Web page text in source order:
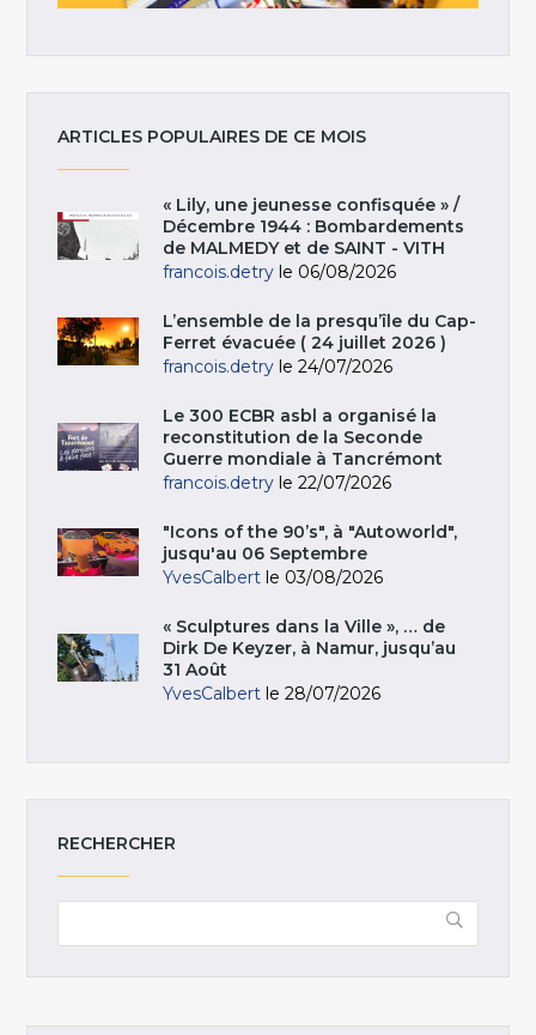
ARTICLES POPULAIRES DE CE MOIS
« Lily, une jeunesse confisquée » /
Décembre 1944 : Bombardements
de MALMEDY et de SAINT - VITH
francois.detry le 06/08/2026
L’ensemble de la presqu’île du Cap-
Ferret évacuée ( 24 juillet 2026 )
francois.detry le 24/07/2026
Le 300 ECBR asbl a organisé la
reconstitution de la Seconde
Guerre mondiale à Tancrémont
francois.detry le 22/07/2026
"Icons of the 90’s", à "Autoworld",
jusqu'au 06 Septembre
YvesCalbert le 03/08/2026
« Sculptures dans la Ville », … de
Dirk De Keyzer, à Namur, jusqu’au
31 Août
YvesCalbert le 28/07/2026
RECHERCHER